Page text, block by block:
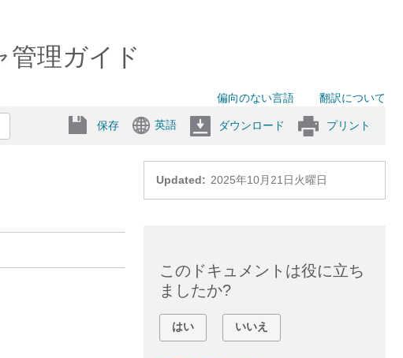
管理ガイド
偏向のない言語 翻訳について
保存 英語 ダウンロード プリント
Updated: 2025年10月21日火曜日
このドキュメントは役に立ち
ましたか?
はい いいえ